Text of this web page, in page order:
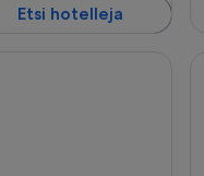
Etsi hotelleja